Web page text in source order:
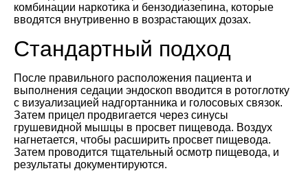
комбинации наркотика и бензодиазепина, которые
вводятся внутривенно в возрастающих дозах.
Стандартный подход
После правильного расположения пациента и
выполнения седации эндоскоп вводится в ротоглотку
с визуализацией надгортанника и голосовых связок.
Затем прицел продвигается через синусы
грушевидной мышцы в просвет пищевода. Воздух
нагнетается, чтобы расширить просвет пищевода.
Затем проводится тщательный осмотр пищевода, и
результаты документируются.